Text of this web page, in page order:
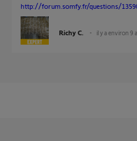
http://forum.somfy.fr/questions/
Richy C. il y a environ 9